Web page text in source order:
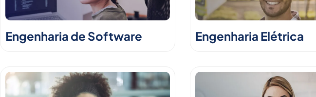
Engenharia de Software Engenharia Elétrica